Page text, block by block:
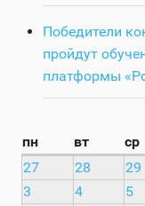
Победители
пройдут
платформы
пн
вт ср
27
28 29
3
4 5